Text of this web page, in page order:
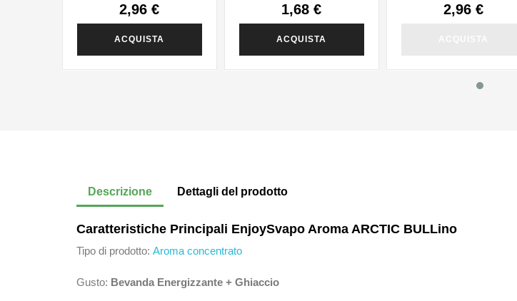
2,96 €
ACQUISTA
1,68 €
ACQUISTA
2,96 €
Descrizione Dettagli del prodotto
Caratteristiche Principali EnjoySvapo Aroma ARCTIC BULLino
Tipo di prodotto: Aroma concentrato
Gusto: Bevanda Energizzante + Ghiaccio